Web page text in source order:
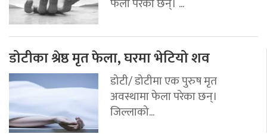
फेला परेका छन्। ...
डोटीका श्रेष्ठ मृत फेला, घरमा भेटियो शव
डोटी/ डोटीमा एक पुरुष मृत
अवस्थामा फेला परेका छन्।
जिल्लाको...